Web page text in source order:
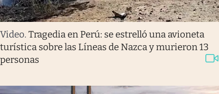
Video. Tragedia en Perú: se estrelló una avioneta
turística sobre las Líneas de Nazca y murieron 13
personas